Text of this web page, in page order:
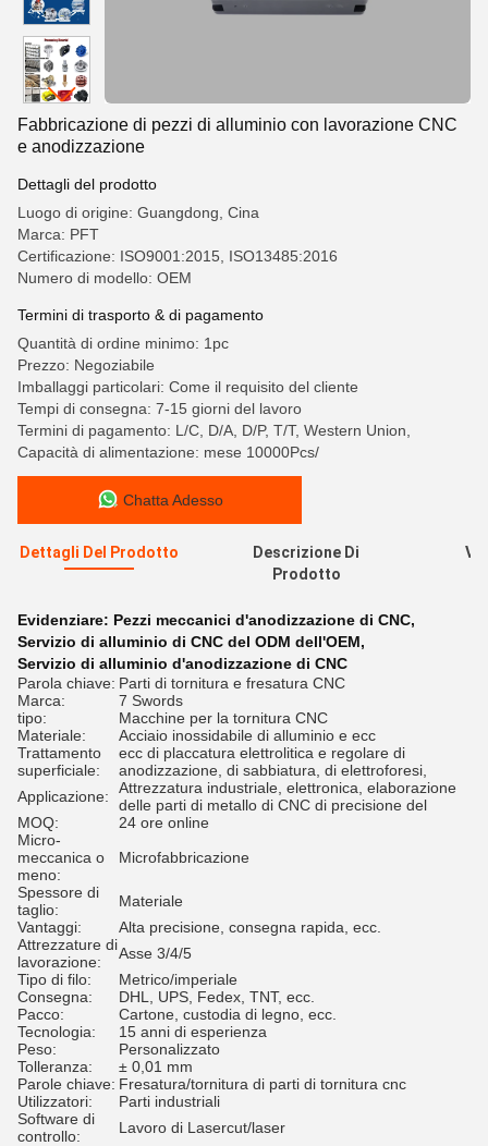
Fabbricazione di pezzi di alluminio con lavorazione CNC
e anodizzazione
Dettagli del prodotto
Luogo di origine: Guangdong, Cina
Marca: PFT
Certificazione: ISO9001:2015, ISO13485:2016
Numero di modello: OEM
Termini di trasporto & di pagamento
Quantità di ordine minimo: 1pc
Prezzo: Negoziabile
Imballaggi particolari: Come il requisito del cliente
Tempi di consegna: 7-15 giorni del lavoro
Termini di pagamento: L/C, D/A, D/P, T/T, Western Union,
Capacità di alimentazione: mese 10000Pcs/
Chatta Adesso
Dettagli Del Prodotto
Descrizione Di
Prodotto
Evidenziare: Pezzi meccanici d'anodizzazione di CNC,
Servizio di alluminio di CNC del ODM dell'OEM,
Servizio di alluminio d'anodizzazione di CNC
Parola chiave: Parti di tornitura e fresatura CNC
Marca:
7 Swords
tipo:
Macchine per la tornitura CNC
Materiale:
Acciaio inossidabile di alluminio e ecc
Trattamento
superficiale:
ecc di placcatura elettrolitica e regolare di
anodizzazione, di sabbiatura, di elettroforesi,
Applicazione:
Attrezzatura industriale, elettronica, elaborazione
delle parti di metallo di CNC di precisione del
MOQ:
24 ore online
Micro-
meccanica o
meno:
Microfabbricazione
Spessore di
taglio:
Materiale
Vantaggi:
Alta precisione, consegna rapida, ecc.
Attrezzature di
lavorazione:
Asse 3/4/5
Tipo di filo:
Metrico/imperiale
Consegna:
DHL, UPS, Fedex, TNT, ecc.
Pacco:
Cartone, custodia di legno, ecc.
Tecnologia:
15 anni di esperienza
Peso:
Personalizzato
Tolleranza:
± 0,01 mm
Parole chiave: Fresatura/tornitura di parti di tornitura cnc
Utilizzatori:
Parti industriali
Software di
controllo:
Lavoro di Lasercut/laser